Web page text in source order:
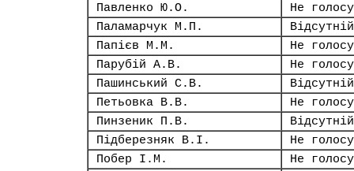
Павленко Ю.О.
Не
Паламарчук М.П.
Відсутній
Папієв М.М.
Не
Парубій А.В.
Не
Пашинський С.В.
Відсутній
Петьовка В.В.
Не
Пинзеник П.В.
Відсутній
Підберезняк В.І.
Не
Побер І.М.
Не